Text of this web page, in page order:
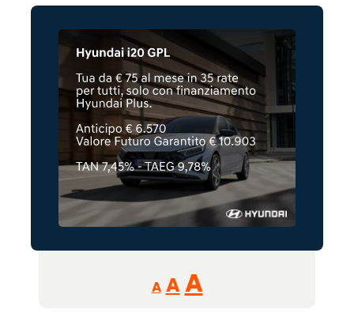
A
Reducir
tamaño
A Restablecer
AAumentar